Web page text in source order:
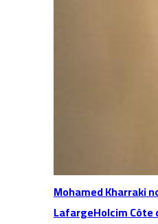
Mohamed Kharraki
LafargeHolcim Côte